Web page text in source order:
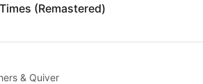
(Remastered)
& Quiver